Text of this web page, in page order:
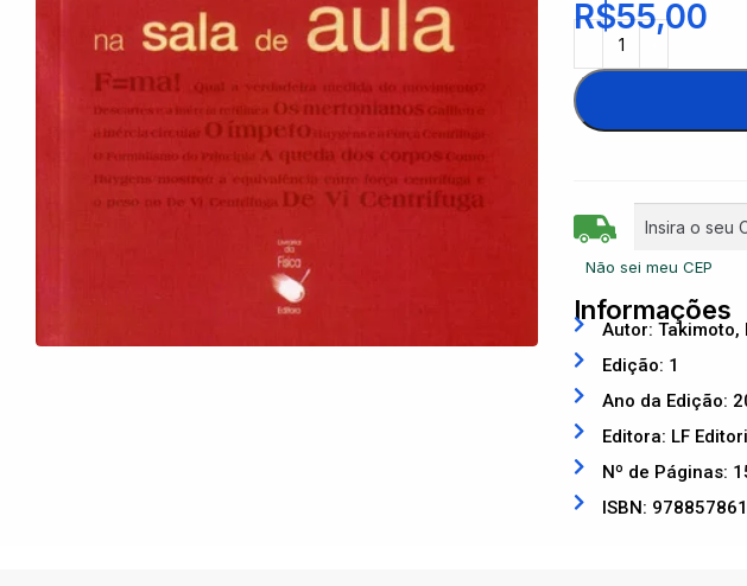
R$55,00
Não sei meu CEP
Informações
Autor: Takimoto,
Edição: 1
Ano da Edição:
Editora: LF
Nº de Páginas:
ISBN: